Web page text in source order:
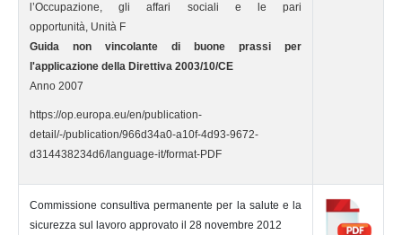
l’Occupazione, gli affari sociali e le pari
opportunità, Unità F
Guida non vincolante di buone prassi per
l'applicazione della Direttiva 2003/10/CE
Anno 2007
https://op.europa.eu/en/publication-
detail/-/publication/966d34a0-a10f-4d93-9672-
d314438234d6/language-it/format-PDF
Commissione consultiva permanente per la salute e la
sicurezza sul lavoro approvato il 28 novembre 2012